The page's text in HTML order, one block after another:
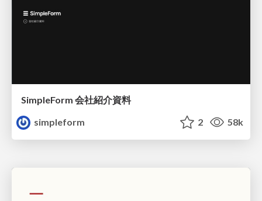
SimpleForm 会社紹介資料
simpleform
2 58k